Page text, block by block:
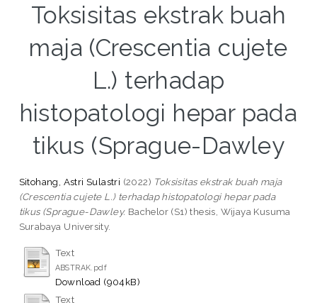
Toksisitas ekstrak buah
maja (Crescentia cujete
L.) terhadap
histopatologi hepar pada
tikus (Sprague-Dawley
Sitohang, Astri Sulastri (2022) Toksisitas ekstrak buah maja
(Crescentia cujete L.) terhadap histopatologi hepar pada
tikus (Sprague-Dawley. Bachelor (S1) thesis, Wijaya Kusuma
Surabaya University.
Text
ABSTRAK.pdf
Download (904kB)
Text